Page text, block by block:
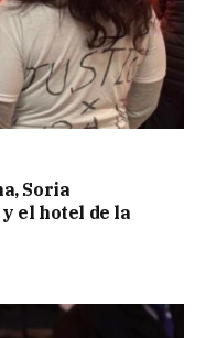
Soria
el hotel de la